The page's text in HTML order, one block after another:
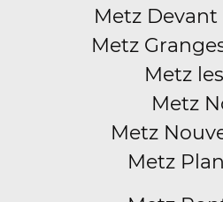
Metz Devant
Metz
Metz
Metz
Metz
Metz